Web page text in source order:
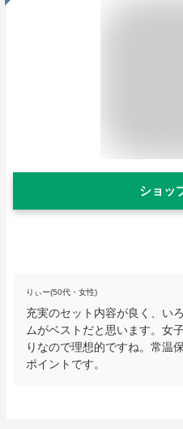
ショッ
りぃー(50代・女性)
充実のセット内容が良く、い
ムがベストだと思います。女
りなので理想的ですね。常温
ポイントです。